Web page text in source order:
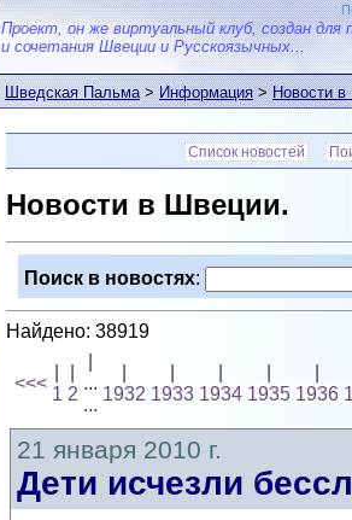
Проект, он же виртуальный клуб, создан для
и сочетания Швеции и Русскоязычных...
Шведская Пальма>Информация>Новости
Список новостей
Новости в Швеции.
Поиск в новостях:
Найдено: 38919
<<<
1 2
...
...
1932 1933 1934 1935 1936
21 января 2010 г.
Дети исчезли